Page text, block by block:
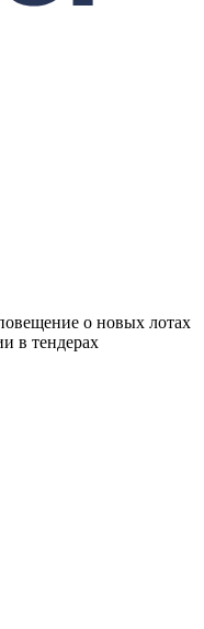
о новых лотах
в тендерах